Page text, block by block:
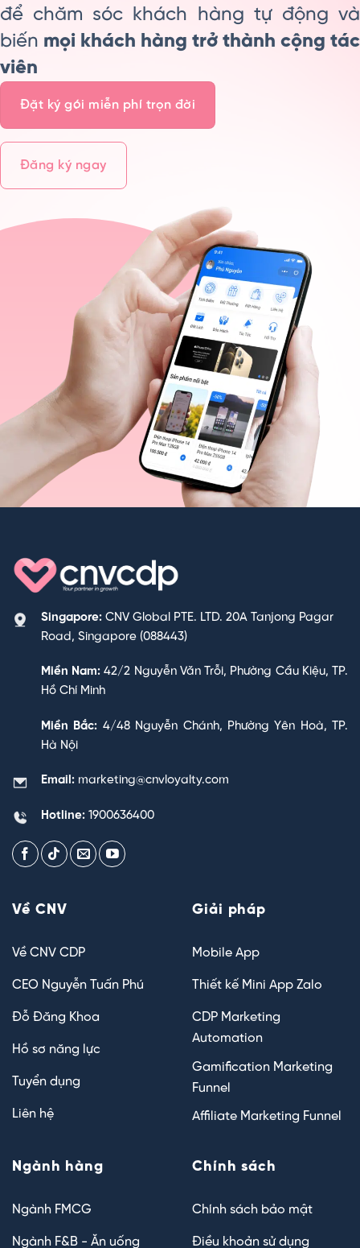
để chăm sóc khách hàng tự động và
biến mọi khách hàng trở thành cộng tác
viên
Đặt ký gói miễn phí trọn đời
Đăng ký ngay
Singapore: CNV Global PTE. LTD. 20A Tanjong Pagar
Road, Singapore (088443)
Miền Nam: 42/2 Nguyễn Văn Trỗi, Phường Cầu Kiệu, TP.
Hồ Chí Minh
Miền Bắc: 4/48 Nguyễn Chánh, Phường Yên Hoà, TP.
Hà Nội
Email: marketing@cnvloyalty.com
Hotline: 1900636400
Về CNV
Về CNV CDP
CEO Nguyễn Tuấn Phú
Đỗ Đăng Khoa
Hồ sơ năng lực
Tuyển dụng
Liên hệ
Giải pháp
Mobile App
Thiết kế Mini App Zalo
CDP Marketing
Automation
Gamification Marketing
Funnel
Affiliate Marketing Funnel
Ngành hàng
Ngành FMCG
Ngành F&B - Ăn uống
Chính sách
Chính sách bảo mật
Điều khoản sử dụng